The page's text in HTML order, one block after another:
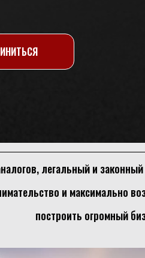
легальный и
и максимально
построить огромный